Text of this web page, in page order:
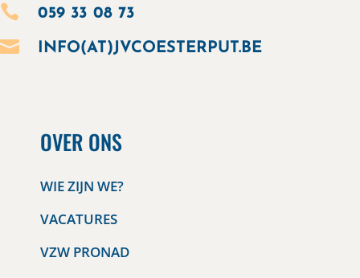
 059 33 08 73
 INFO(AT)JVCOESTERPUT.BE
OVER ONS
WIE ZIJN WE?
VACATURES
VZW PRONAD